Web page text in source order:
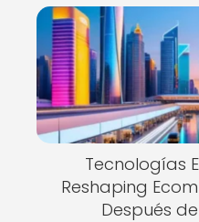
Tecnologías
Reshaping
Después